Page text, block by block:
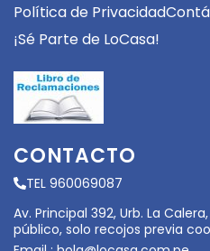
Política de Privacidad
¡Sé Parte de LoCasa!
CONTACTO
TEL 960069087
Av. Principal 392, Urb. La
público, solo recojos previa